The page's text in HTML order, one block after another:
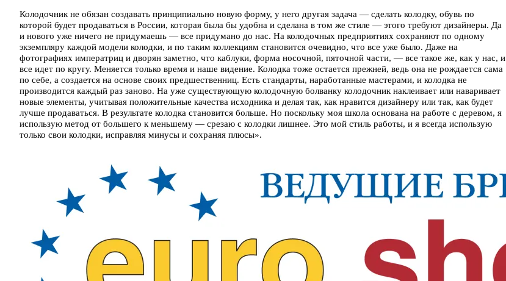
Колодочник не обязан создавать принципиально новую форму, у него другая задача — сделать колодку, обувь по
которой будет продаваться в России, которая была бы удобна и сделана в том же стиле — этого требуют дизайнеры. Да
и нового уже ничего не придумаешь — все придумано до нас. На колодочных предприятиях сохраняют по одному
экземпляру каждой модели колодки, и по таким коллекциям становится очевидно, что все уже было. Даже на
фотографиях императриц и дворян заметно, что каблуки, форма носочной, пяточной части, — все такое же, как у нас, и
все идет по кругу. Меняется только время и наше видение. Колодка тоже остается прежней, ведь она не рождается сама
по себе, а создается на основе своих предшественниц. Есть стандарты, наработанные мастерами, и колодка не
производится каждый раз заново. На уже существующую колодочную болванку колодочник наклеивает или наваривает
новые элементы, учитывая положительные качества исходника и делая так, как нравится дизайнеру или так, как будет
лучше продаваться. В результате колодка становится больше. Но поскольку моя школа основана на работе с деревом, я
использую метод от большего к меньшему — срезаю с колодки лишнее. Это мой стиль работы, и я всегда использую
только свои колодки, исправляя минусы и сохраняя плюсы».